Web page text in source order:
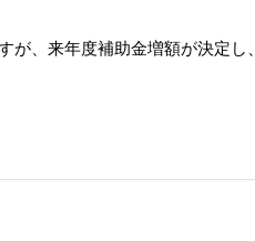
、来年度補助金増額が決定し、